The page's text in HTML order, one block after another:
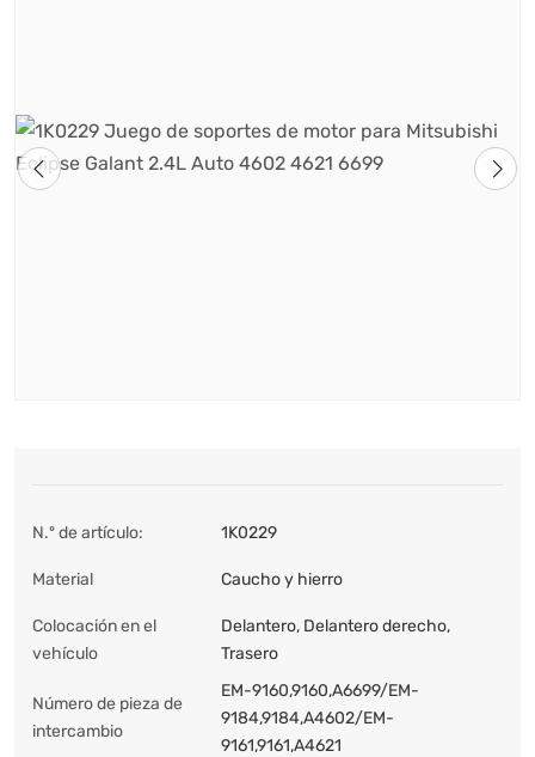
N.º de artículo: 1K0229
Material Caucho y hierro
Colocación en el
vehículo
Delantero, Delantero derecho,
Trasero
Número de pieza de
intercambio
EM-9160,9160,A6699/EM-
9184,9184,A4602/EM-
9161,9161,A4621